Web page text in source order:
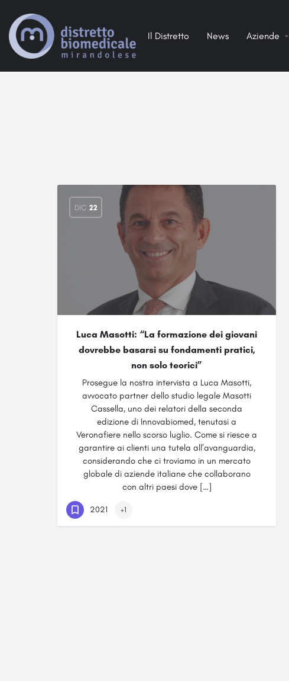
Il Distretto News Aziende
DIC 22
Luca Masotti: “La formazione dei giovani
dovrebbe basarsi su fondamenti pratici,
non solo teorici”
Prosegue la nostra intervista a Luca Masotti,
avvocato partner dello studio legale Masotti
Cassella, uno dei relatori della seconda
edizione di Innovabiomed, tenutasi a
Veronafiere nello scorso luglio. Come si riesce a
garantire ai clienti una tutela all’avanguardia,
considerando che ci troviamo in un mercato
globale di aziende italiane che collaborano
con altri paesi dove […]
2021 +1